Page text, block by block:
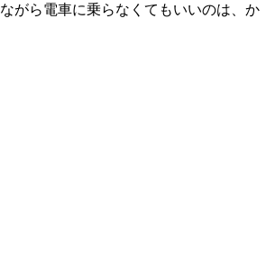
がら電車に乗らなくてもいいのは、か